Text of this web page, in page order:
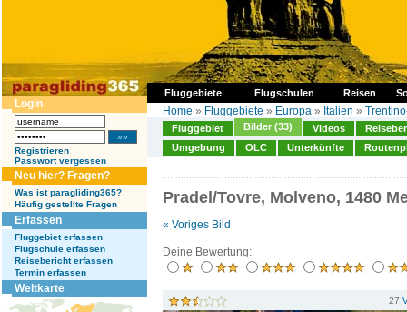
Fluggebiete Flugschulen Reisen
Login
Registrieren
Passwort vergessen
Neu hier? Fragen?
Was ist paragliding365?
Häufig gestellte Fragen
Erfassen
Fluggebiet erfassen
Flugschule erfassen
Reisebericht erfassen
Termin erfassen
Weltkarte
Home » Fluggebiete » Europa » Italien »
Fluggebiet Bilder (33) Videos
Umgebung
OLC Unterkünfte
Pradel/Tovre, Molveno, 1480
« Voriges Bild
Deine Bewertung:
27